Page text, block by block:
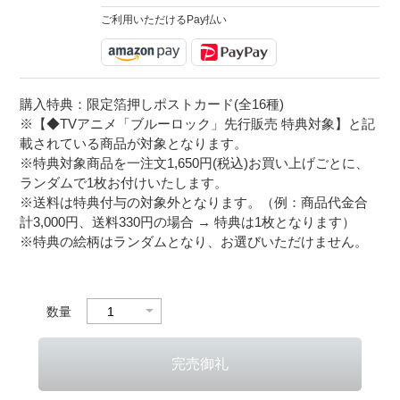
ご利用いただけるPay払い
購入特典：限定箔押しポストカード(全16種)
※【◆TVアニメ「ブルーロック」先行販売 特典対象】と記
載されている商品が対象となります。
※特典対象商品を一注文1,650円(税込)お買い上げごとに、
ランダムで1枚お付けいたします。
※送料は特典付与の対象外となります。（例：商品代金合
計3,000円、送料330円の場合 → 特典は1枚となります）
※特典の絵柄はランダムとなり、お選びいただけません。
数量